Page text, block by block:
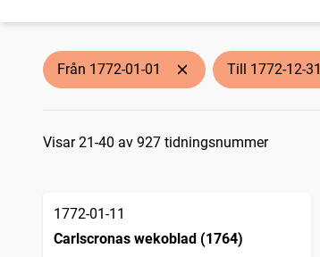
träffar
Från 1772-01-01 Till 1772-12-31
Sökresultat
Visar 21-40 av 927 tidningsnummer
1772-01-11
Carlscronas wekoblad (1764)